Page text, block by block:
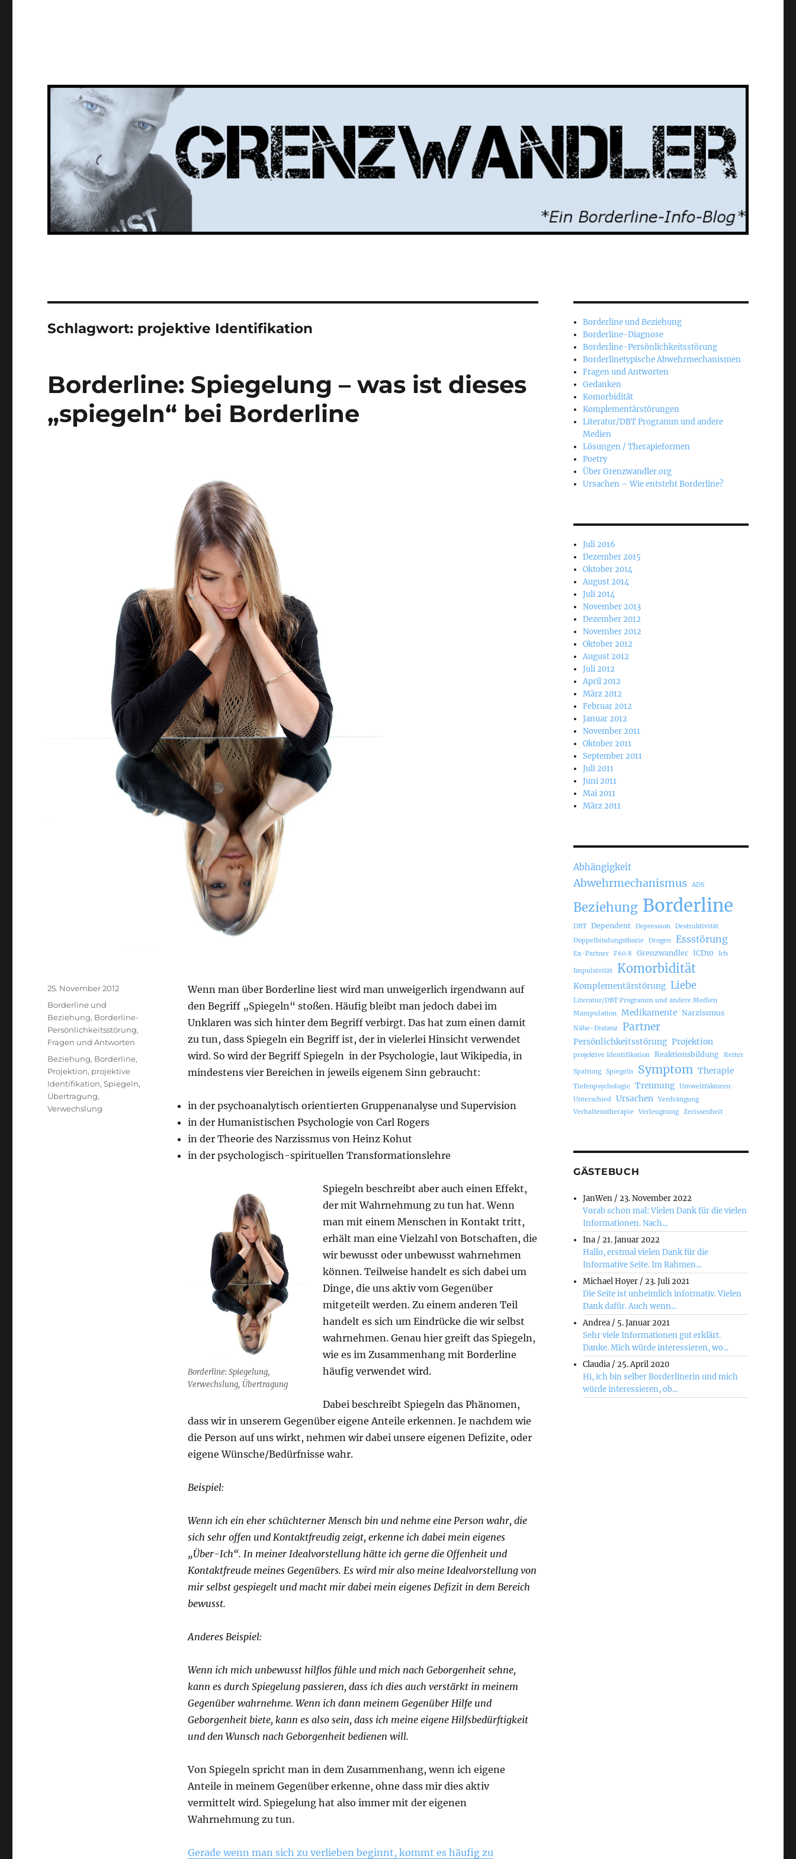
Schlagwort: projektive Identifikation
Borderline: Spiegelung – was ist dieses
„spiegeln“ bei Borderline
Wenn man über Borderline liest wird man unweigerlich irgendwann auf
den Begriff „Spiegeln“ stoßen. Häufig bleibt man jedoch dabei im
Unklaren was sich hinter dem Begriff verbirgt. Das hat zum einen damit
zu tun, dass Spiegeln ein Begriff ist, der in vielerlei Hinsicht verwendet
wird. So wird der Begriff Spiegeln in der Psychologie, laut Wikipedia, in
mindestens vier Bereichen in jeweils eigenem Sinn gebraucht:
in der psychoanalytisch orientierten Gruppenanalyse und Supervision
in der Humanistischen Psychologie von Carl Rogers
in der Theorie des Narzissmus von Heinz Kohut
in der psychologisch-spirituellen Transformationslehre
Borderline: Spiegelung,
Verwechslung, Übertragung
Spiegeln beschreibt aber auch einen Effekt,
der mit Wahrnehmung zu tun hat. Wenn
man mit einem Menschen in Kontakt tritt,
erhält man eine Vielzahl von Botschaften, die
wir bewusst oder unbewusst wahrnehmen
können. Teilweise handelt es sich dabei um
Dinge, die uns aktiv vom Gegenüber
mitgeteilt werden. Zu einem anderen Teil
handelt es sich um Eindrücke die wir selbst
wahrnehmen. Genau hier greift das Spiegeln,
wie es im Zusammenhang mit Borderline
häufig verwendet wird.
Dabei beschreibt Spiegeln das Phänomen,
dass wir in unserem Gegenüber eigene Anteile erkennen. Je nachdem wie
die Person auf uns wirkt, nehmen wir dabei unsere eigenen Defizite, oder
eigene Wünsche/Bedürfnisse wahr.
Beispiel:
Wenn ich ein eher schüchterner Mensch bin und nehme eine Person wahr, die
sich sehr offen und Kontaktfreudig zeigt, erkenne ich dabei mein eigenes
„Über-Ich“. In meiner Idealvorstellung hätte ich gerne die Offenheit und
Kontaktfreude meines Gegenübers. Es wird mir also meine Idealvorstellung von
mir selbst gespiegelt und macht mir dabei mein eigenes Defizit in dem Bereich
bewusst.
Anderes Beispiel:
Wenn ich mich unbewusst hilflos fühle und mich nach Geborgenheit sehne,
kann es durch Spiegelung passieren, dass ich dies auch verstärkt in meinem
Gegenüber wahrnehme. Wenn ich dann meinem Gegenüber Hilfe und
Geborgenheit biete, kann es also sein, dass ich meine eigene Hilfsbedürftigkeit
und den Wunsch nach Geborgenheit bedienen will.
Von Spiegeln spricht man in dem Zusammenhang, wenn ich eigene
Anteile in meinem Gegenüber erkenne, ohne dass mir dies aktiv
vermittelt wird. Spiegelung hat also immer mit der eigenen
Wahrnehmung zu tun.
Gerade wenn man sich zu verlieben beginnt, kommt es häufig zu
Veröffentlicht
25. November 2012
Kategorien
Borderline und
Beziehung, Borderline-
Persönlichkeitsstörung,
Fragen und Antworten
Schlagwörter
Beziehung, Borderline,
Projektion, projektive
Identifikation,Spiegeln,
Übertragung,
Verwechslung
Borderline und Beziehung
Borderline-Diagnose
Borderline-Persönlichkeitsstörung
Borderlinetypische Abwehrmechanismen
Fragen und Antworten
Gedanken
Komorbidität
Komplementärstörungen
Literatur/DBT Programm und andere
Medien
Lösungen / Therapieformen
Poetry
Über Grenzwandler.org
Ursachen – Wie entsteht Borderline?
Juli 2016
Dezember 2015
Oktober 2014
August 2014
Juli 2014
November 2013
Dezember 2012
November 2012
Oktober 2012
August 2012
Juli 2012
April 2012
März 2012
Februar 2012
Januar 2012
November 2011
Oktober 2011
September 2011
Juli 2011
Juni 2011
Mai 2011
März 2011
Abhängigkeit
Abwehrmechanismus ADS
Beziehung Borderline
DBT Dependent Depression
Destruktivität
Doppelbindungsthorie
Drogen Essstörung
Ex-Partner F60.8 Grenzwandler ICD10 Ich
Impulsivität Komorbidität
Komplementärstörung Liebe
Literatur/DBT Programm und andere Medien
Manipulation
Medikamente Narzissmus
Nähe-Distanz Partner
Persönlichkeitsstörung Projektion
projektive Identifikation Reaktionsbildung Retter
Spaltung Spiegeln Symptom Therapie
Tiefenpsychologie Trennung
Umweltfaktoren
Unterschied
Ursachen
Verdrängung
Verhaltenstherapie
Verleugnung Zerissenheit
GÄSTEBUCH
JanWen /23. November 2022
Vorab schon mal: Vielen Dank für die vielen
Informationen. Nach...
Ina /21. Januar 2022
Hallo, erstmal vielen Dank für die
Informative Seite. Im Rahmen...
Michael Hoyer /23. Juli 2021
Die Seite ist unheimlich informativ. Vielen
Dank dafür. Auch wenn...
Andrea / 5. Januar 2021
Sehr viele Informationen gut erklärt.
Danke. Mich würde interessieren, wo...
Claudia /25. April 2020
Hi, ich bin selber Borderlinerin und mich
würde interessieren, ob...